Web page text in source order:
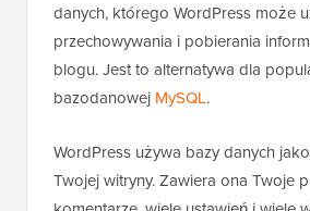
danych, którego WordPress może
przechowywania i pobierania
blogu. Jest to alternatywa dla
bazodanowej MySQL.
WordPress używa bazy danych
Twojej witryny. Zawiera ona Twoje